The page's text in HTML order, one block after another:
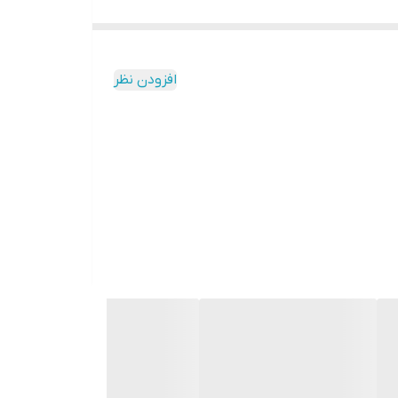
را می‌گیرند. بوی این ترکیب گلی و کمی تندافزودن نظر